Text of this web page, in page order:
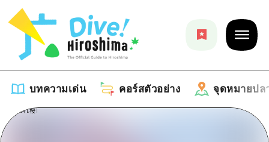
บทความเด่น คอร์สตัวอย่าง จุดหมายปล